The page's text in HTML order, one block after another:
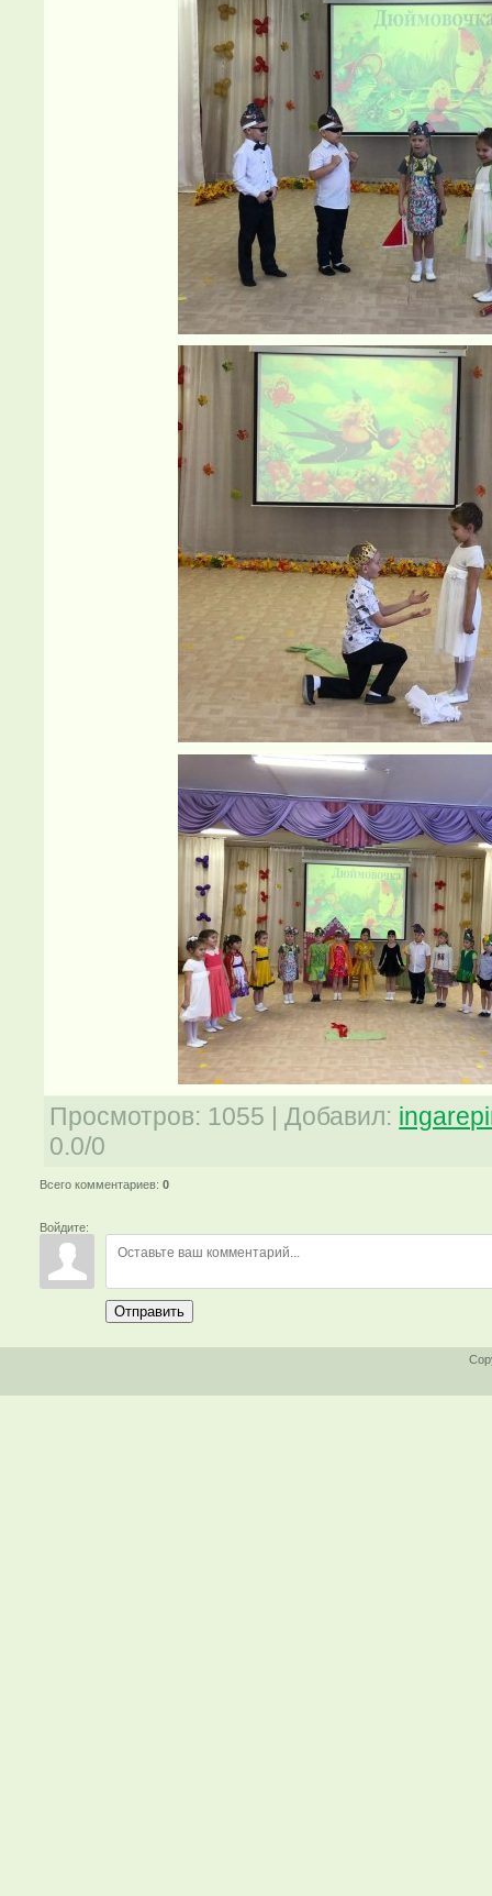
Просмотров: 1055 |Добавил:
0.0/0
Всего комментариев:0
Войдите:
Отправить